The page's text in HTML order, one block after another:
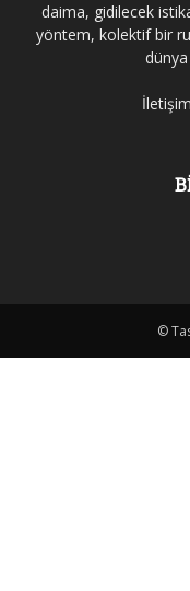
daima, gidilecek
yöntem, kolektif bir
©